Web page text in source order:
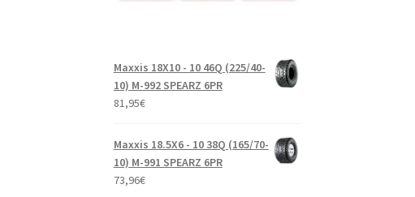
Maxxis 18X10 - 10 46Q (225/40-
10) M-992 SPEARZ 6PR
81,95€
Maxxis 18.5X6 - 10 38Q (165/70-
10) M-991 SPEARZ 6PR
73,96€